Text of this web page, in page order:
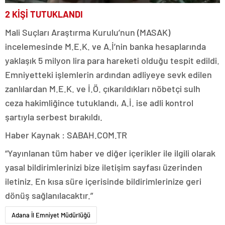
2 KİŞİ TUTUKLANDI
Mali Suçları Araştırma Kurulu’nun (MASAK)
incelemesinde M.E.K. ve A.İ’nin banka hesaplarında
yaklaşık 5 milyon lira para hareketi olduğu tespit edildi.
Emniyetteki işlemlerin ardından adliyeye sevk edilen
zanlılardan M.E.K. ve İ.Ö. çıkarıldıkları nöbetçi sulh
ceza hakimliğince tutuklandı, A.İ. ise adli kontrol
şartıyla serbest bırakıldı.
Haber Kaynak : SABAH.COM.TR
“Yayınlanan tüm haber ve diğer içerikler ile ilgili olarak
yasal bildirimlerinizi bize iletişim sayfası üzerinden
iletiniz. En kısa süre içerisinde bildirimlerinize geri
dönüş sağlanılacaktır.”
Adana İl Emniyet Müdürlüğü